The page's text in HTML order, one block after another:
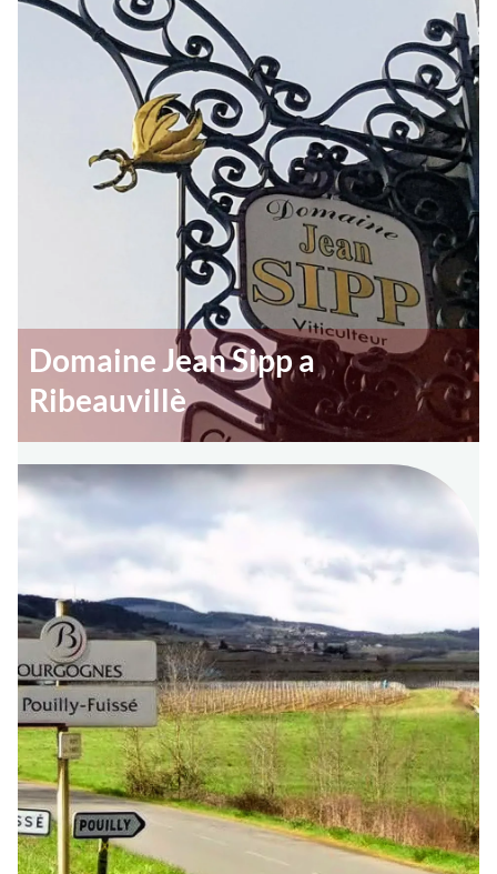
Domaine Jean Sipp a
Ribeauvillè